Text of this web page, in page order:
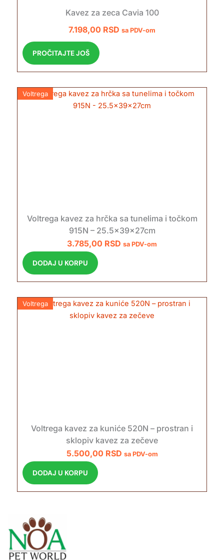
Kavez za zeca Cavia 100
7.198,00 RSD sa PDV-om
PROČITAJTE JOŠ
Voltrega
Voltrega kavez za hrčka sa tunelima i točkom
915N – 25.5x39x27cm
3.785,00 RSD sa PDV-om
DODAJ U KORPU
Voltrega
Voltrega kavez za kuniće 520N – prostran i
sklopiv kavez za zečeve
5.500,00 RSD sa PDV-om
DODAJ U KORPU